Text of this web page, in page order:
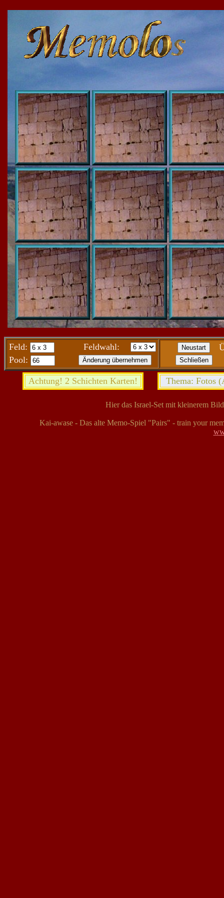
Feld:
Feldwahl:
Pool:
Achtung! 2 Schichten Karten! Thema: Fotos
Hier das Israel-Set mit kleinerem
Kai-awase - Das alte Memo-Spiel "Pairs" - train your